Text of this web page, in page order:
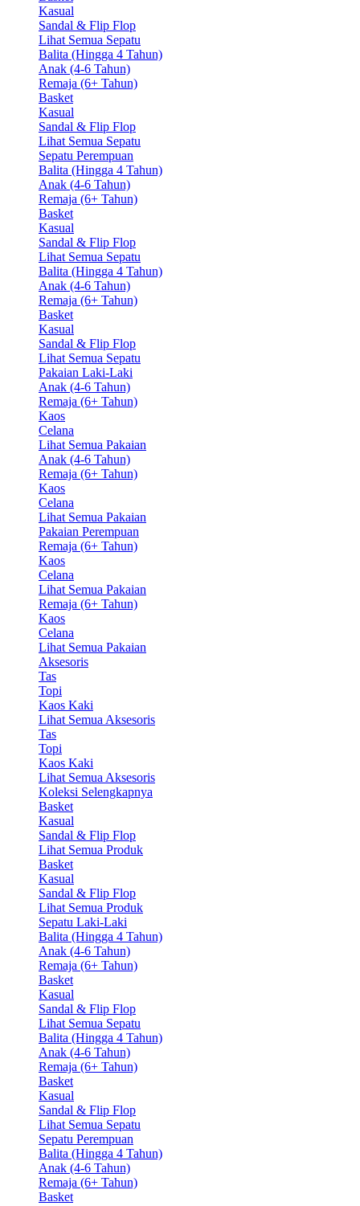
Kasual
Sandal & Flip Flop
Lihat Semua Sepatu
Balita (Hingga 4 Tahun)
Anak (4-6 Tahun)
Remaja (6+ Tahun)
Basket
Kasual
Sandal & Flip Flop
Lihat Semua Sepatu
Sepatu Perempuan
Balita (Hingga 4 Tahun)
Anak (4-6 Tahun)
Remaja (6+ Tahun)
Basket
Kasual
Sandal & Flip Flop
Lihat Semua Sepatu
Balita (Hingga 4 Tahun)
Anak (4-6 Tahun)
Remaja (6+ Tahun)
Basket
Kasual
Sandal & Flip Flop
Lihat Semua Sepatu
Pakaian Laki-Laki
Anak (4-6 Tahun)
Remaja (6+ Tahun)
Kaos
Celana
Lihat Semua Pakaian
Anak (4-6 Tahun)
Remaja (6+ Tahun)
Kaos
Celana
Lihat Semua Pakaian
Pakaian Perempuan
Remaja (6+ Tahun)
Kaos
Celana
Lihat Semua Pakaian
Remaja (6+ Tahun)
Kaos
Celana
Lihat Semua Pakaian
Aksesoris
Tas
Topi
Kaos Kaki
Lihat Semua Aksesoris
Tas
Topi
Kaos Kaki
Lihat Semua Aksesoris
Koleksi Selengkapnya
Basket
Kasual
Sandal & Flip Flop
Lihat Semua Produk
Basket
Kasual
Sandal & Flip Flop
Lihat Semua Produk
Sepatu Laki-Laki
Balita (Hingga 4 Tahun)
Anak (4-6 Tahun)
Remaja (6+ Tahun)
Basket
Kasual
Sandal & Flip Flop
Lihat Semua Sepatu
Balita (Hingga 4 Tahun)
Anak (4-6 Tahun)
Remaja (6+ Tahun)
Basket
Kasual
Sandal & Flip Flop
Lihat Semua Sepatu
Sepatu Perempuan
Balita (Hingga 4 Tahun)
Anak (4-6 Tahun)
Remaja (6+ Tahun)
Basket